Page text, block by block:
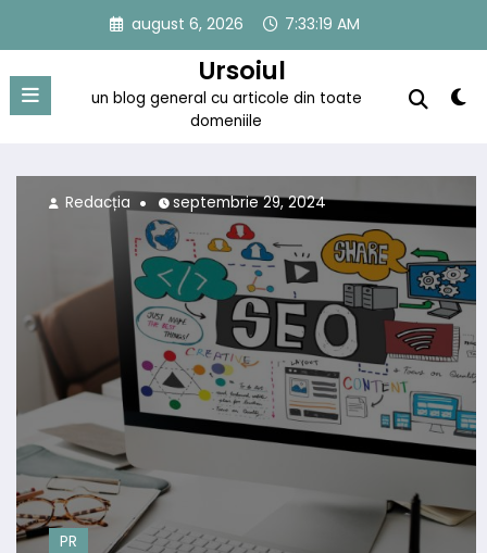
conținut
august 6, 2026 7:33:20 AM
Ursoiul
un blog general cu articole din toate
domeniile
PR
Redacția septembrie 29, 2024